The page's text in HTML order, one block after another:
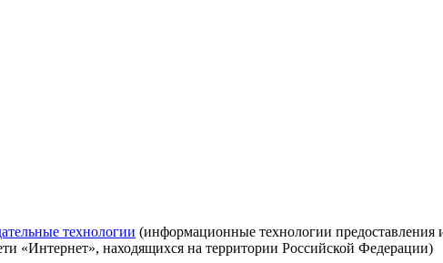
технологии (информационные технологии предоставления
«Интернет», находящихся на территории Российской Федерации)